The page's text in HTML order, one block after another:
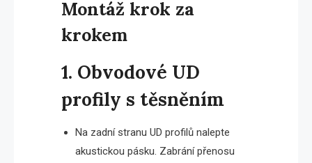
Montáž krok za
krokem
1. Obvodové UD
profily s těsněním
Na zadní stranu UD profilů nalepte
akustickou pásku. Zabrání přenosu